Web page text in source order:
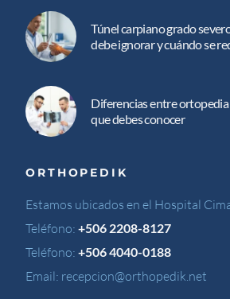
Túnel carpiano grado
debe ignorar y cuándo se
Diferencias entre
que debes conocer
ORTHOPEDIK
Estamos ubicados en el Hospital
Teléfono:+506 2208-8127
Teléfono:+506 4040-0188
Email: recepcion@orthopedik.net